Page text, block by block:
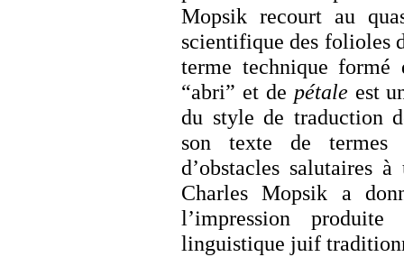
Mopsik recourt au
scientifique des folioles
terme technique formé
“abri” et de pétale est
du style de traduction
son texte de termes
d’obstacles salutaires
Charles Mopsik a
l’impression
linguistique juif